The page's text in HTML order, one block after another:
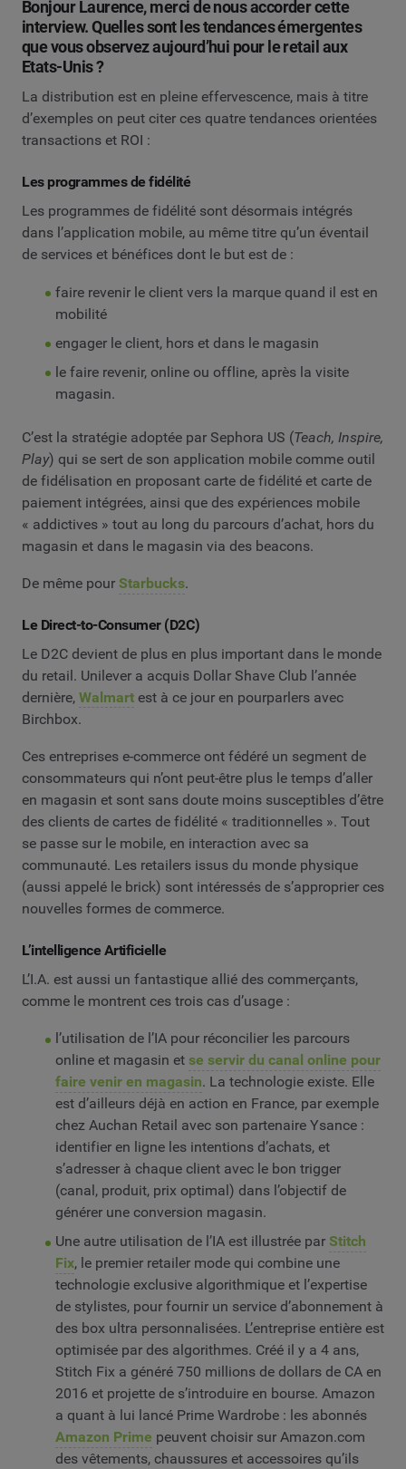
Bonjour Laurence, merci de nous accorder cette
interview. Quelles sont les tendances émergentes
que vous observez aujourd’hui pour le retail aux
Etats-Unis ?
La distribution est en pleine effervescence, mais à titre
d’exemples on peut citer ces quatre tendances orientées
transactions et ROI :
Les programmes de fidélité
Les programmes de fidélité sont désormais intégrés
dans l’application mobile, au même titre qu’un éventail
de services et bénéfices dont le but est de :
faire revenir le client vers la marque quand il est en
mobilité
engager le client, hors et dans le magasin
le faire revenir, online ou offline, après la visite
magasin.
C’est la stratégie adoptée par Sephora US (Teach, Inspire,
Play) qui se sert de son application mobile comme outil
de fidélisation en proposant carte de fidélité et carte de
paiement intégrées, ainsi que des expériences mobile
« addictives » tout au long du parcours d’achat, hors du
magasin et dans le magasin via des beacons.
De même pour Starbucks.
Le Direct-to-Consumer (D2C)
Le D2C devient de plus en plus important dans le monde
du retail. Unilever a acquis Dollar Shave Club l’année
dernière, Walmart est à ce jour en pourparlers avec
Birchbox.
Ces entreprises e-commerce ont fédéré un segment de
consommateurs qui n’ont peut-être plus le temps d’aller
en magasin et sont sans doute moins susceptibles d’être
des clients de cartes de fidélité « traditionnelles ». Tout
se passe sur le mobile, en interaction avec sa
communauté. Les retailers issus du monde physique
(aussi appelé le brick) sont intéressés de s’approprier ces
nouvelles formes de commerce.
L’intelligence Artificielle
L’I.A. est aussi un fantastique allié des commerçants,
comme le montrent ces trois cas d’usage :
l’utilisation de l’IA pour réconcilier les parcours
online et magasin et se servir du canal online pour
faire venir en magasin. La technologie existe. Elle
est d’ailleurs déjà en action en France, par exemple
chez Auchan Retail avec son partenaire Ysance :
identifier en ligne les intentions d’achats, et
s’adresser à chaque client avec le bon trigger
(canal, produit, prix optimal) dans l’objectif de
générer une conversion magasin.
Une autre utilisation de l’IA est illustrée par Stitch
Fix, le premier retailer mode qui combine une
technologie exclusive algorithmique et l’expertise
de stylistes, pour fournir un service d’abonnement à
des box ultra personnalisées. L’entreprise entière est
optimisée par des algorithmes. Créé il y a 4 ans,
Stitch Fix a généré 750 millions de dollars de CA en
2016 et projette de s’introduire en bourse. Amazon
a quant à lui lancé Prime Wardrobe : les abonnés
Amazon Prime peuvent choisir sur Amazon.com
des vêtements, chaussures et accessoires qu’ils